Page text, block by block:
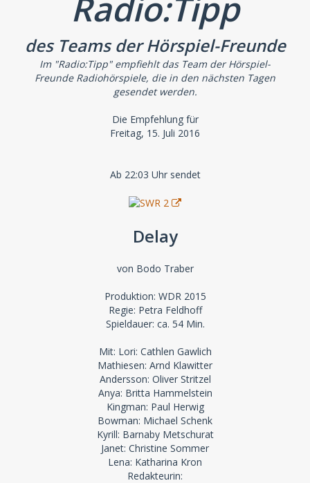
des Teams der Hörspiel-Freunde
Im "Radio:Tipp" empfiehlt das Team der Hörspiel-
Freunde Radiohörspiele, die in den nächsten Tagen
gesendet werden.
Die Empfehlung für
Freitag, 15. Juli 2016
Ab 22:03 Uhr sendet
Delay
von Bodo Traber
Produktion: WDR 2015
Regie: Petra Feldhoff
Spieldauer: ca. 54 Min.
Mit: Lori: Cathlen Gawlich
Mathiesen: Arnd Klawitter
Andersson: Oliver Stritzel
Anya: Britta Hammelstein
Kingman: Paul Herwig
Bowman: Michael Schenk
Kyrill: Barnaby Metschurat
Janet: Christine Sommer
Lena: Katharina Kron
Redakteurin: